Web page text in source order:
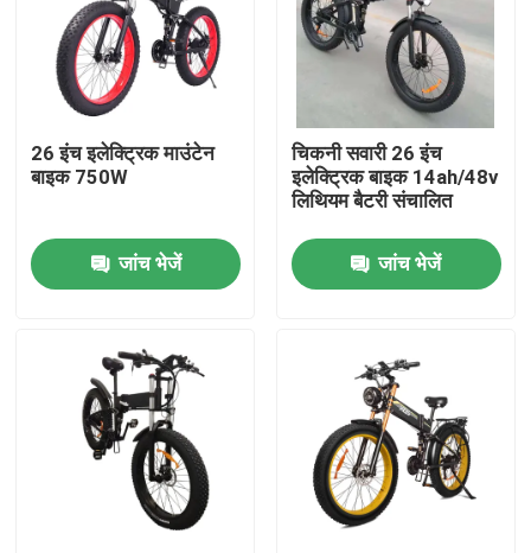
वीडियो
हमारे बारे में
कारखाना भ्रमण
गुणवत्ता नियंत्रण
रिडस्टार इलेक्ट्रिक बाइक
फोल्डिंग फैट टायर इलेक्ट्रिक बाइक
26 इंच इलेक्ट्रिक माउंटेन
बाइक 750W
जांच भेजें
चिकनी सवारी 26 इंच
इलेक्ट्रिक बाइक 14ah/48v
लिथियम बैटरी संचालित
जांच भेजें